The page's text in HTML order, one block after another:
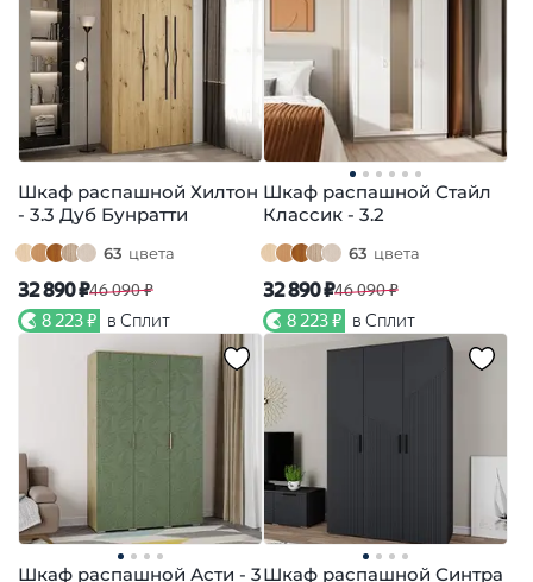
Шкаф распашной Хилтон
- 3.3 Дуб Бунратти
63 цвета
32 890 ₽46 090 ₽
8 223 ₽ в Сплит
Шкаф распашной Стайл
Классик - 3.2
63 цвета
32 890 ₽46 090 ₽
8 223 ₽ в Сплит
Шкаф распашной Асти - 3Шкаф распашной Синтра